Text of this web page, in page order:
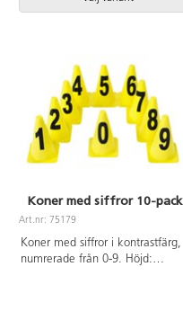
Koner med siffror 10-pack
Art.nr: 75179
Koner med siffror i kontrastfärg,
numrerade från 0-9. Höjd: